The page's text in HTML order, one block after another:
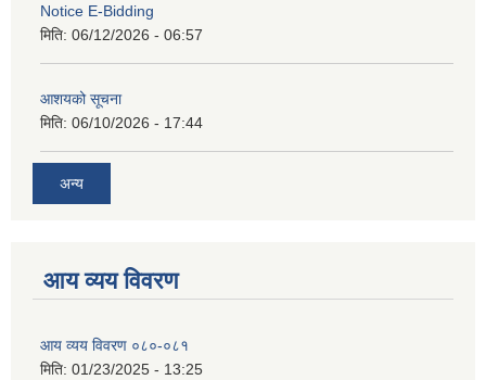
Notice E-Bidding
मिति: 06/12/2026 - 06:57
आशयको सूचना
मिति: 06/10/2026 - 17:44
अन्य
आय व्यय विवरण
आय व्यय विवरण ०८०-०८१
मिति: 01/23/2025 - 13:25